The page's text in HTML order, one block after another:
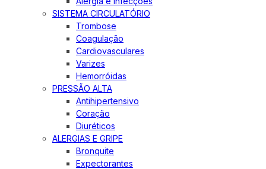
SISTEMA CIRCULATÓRIO
Trombose
Coagulação
Cardiovasculares
Varizes
Hemorróidas
PRESSÃO ALTA
Antihipertensivo
Coração
Diuréticos
ALERGIAS E GRIPE
Bronquite
Expectorantes